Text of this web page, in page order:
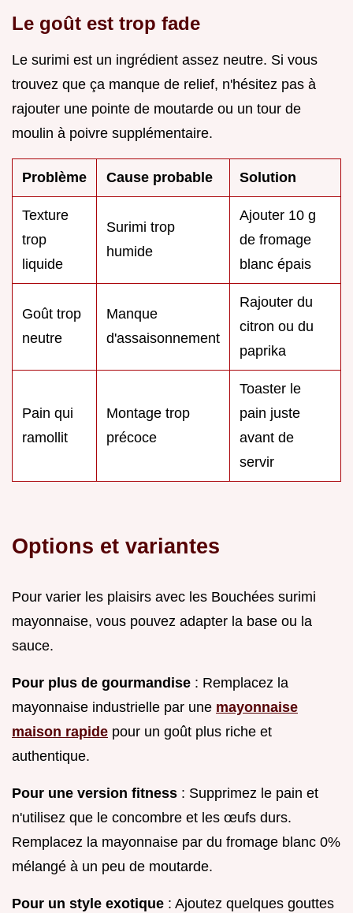
Le goût est trop fade
Le surimi est un ingrédient assez neutre. Si vous
trouvez que ça manque de relief, n'hésitez pas à
rajouter une pointe de moutarde ou un tour de
moulin à poivre supplémentaire.
Problème Cause probable Solution
Texture
trop
liquide
Surimi trop
humide
Ajouter 10 g
de fromage
blanc épais
Goût trop
neutre
Manque
d'assaisonnement
Rajouter du
citron ou du
paprika
Pain qui
ramollit
Montage trop
précoce
Toaster le
pain juste
avant de
servir
Options et variantes
Pour varier les plaisirs avec les Bouchées surimi
mayonnaise, vous pouvez adapter la base ou la
sauce.
Pour plus de gourmandise : Remplacez la
mayonnaise industrielle par une mayonnaise
maison rapide pour un goût plus riche et
authentique.
Pour une version fitness : Supprimez le pain et
n'utilisez que le concombre et les œufs durs.
Remplacez la mayonnaise par du fromage blanc 0%
mélangé à un peu de moutarde.
Pour un style exotique : Ajoutez quelques gouttes